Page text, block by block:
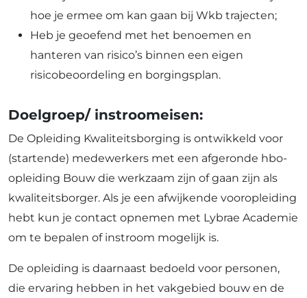
hoe je ermee om kan gaan bij Wkb trajecten;
Heb je geoefend met het benoemen en
hanteren van risico’s binnen een eigen
risicobeoordeling en borgingsplan.
Doelgroep/ instroomeisen:
De Opleiding Kwaliteitsborging is ontwikkeld voor
(startende) medewerkers met een afgeronde hbo-
opleiding Bouw die werkzaam zijn of gaan zijn als
kwaliteitsborger. Als je een afwijkende vooropleiding
hebt kun je contact opnemen met Lybrae Academie
om te bepalen of instroom mogelijk is.
De opleiding is daarnaast bedoeld voor personen,
die ervaring hebben in het vakgebied bouw en de